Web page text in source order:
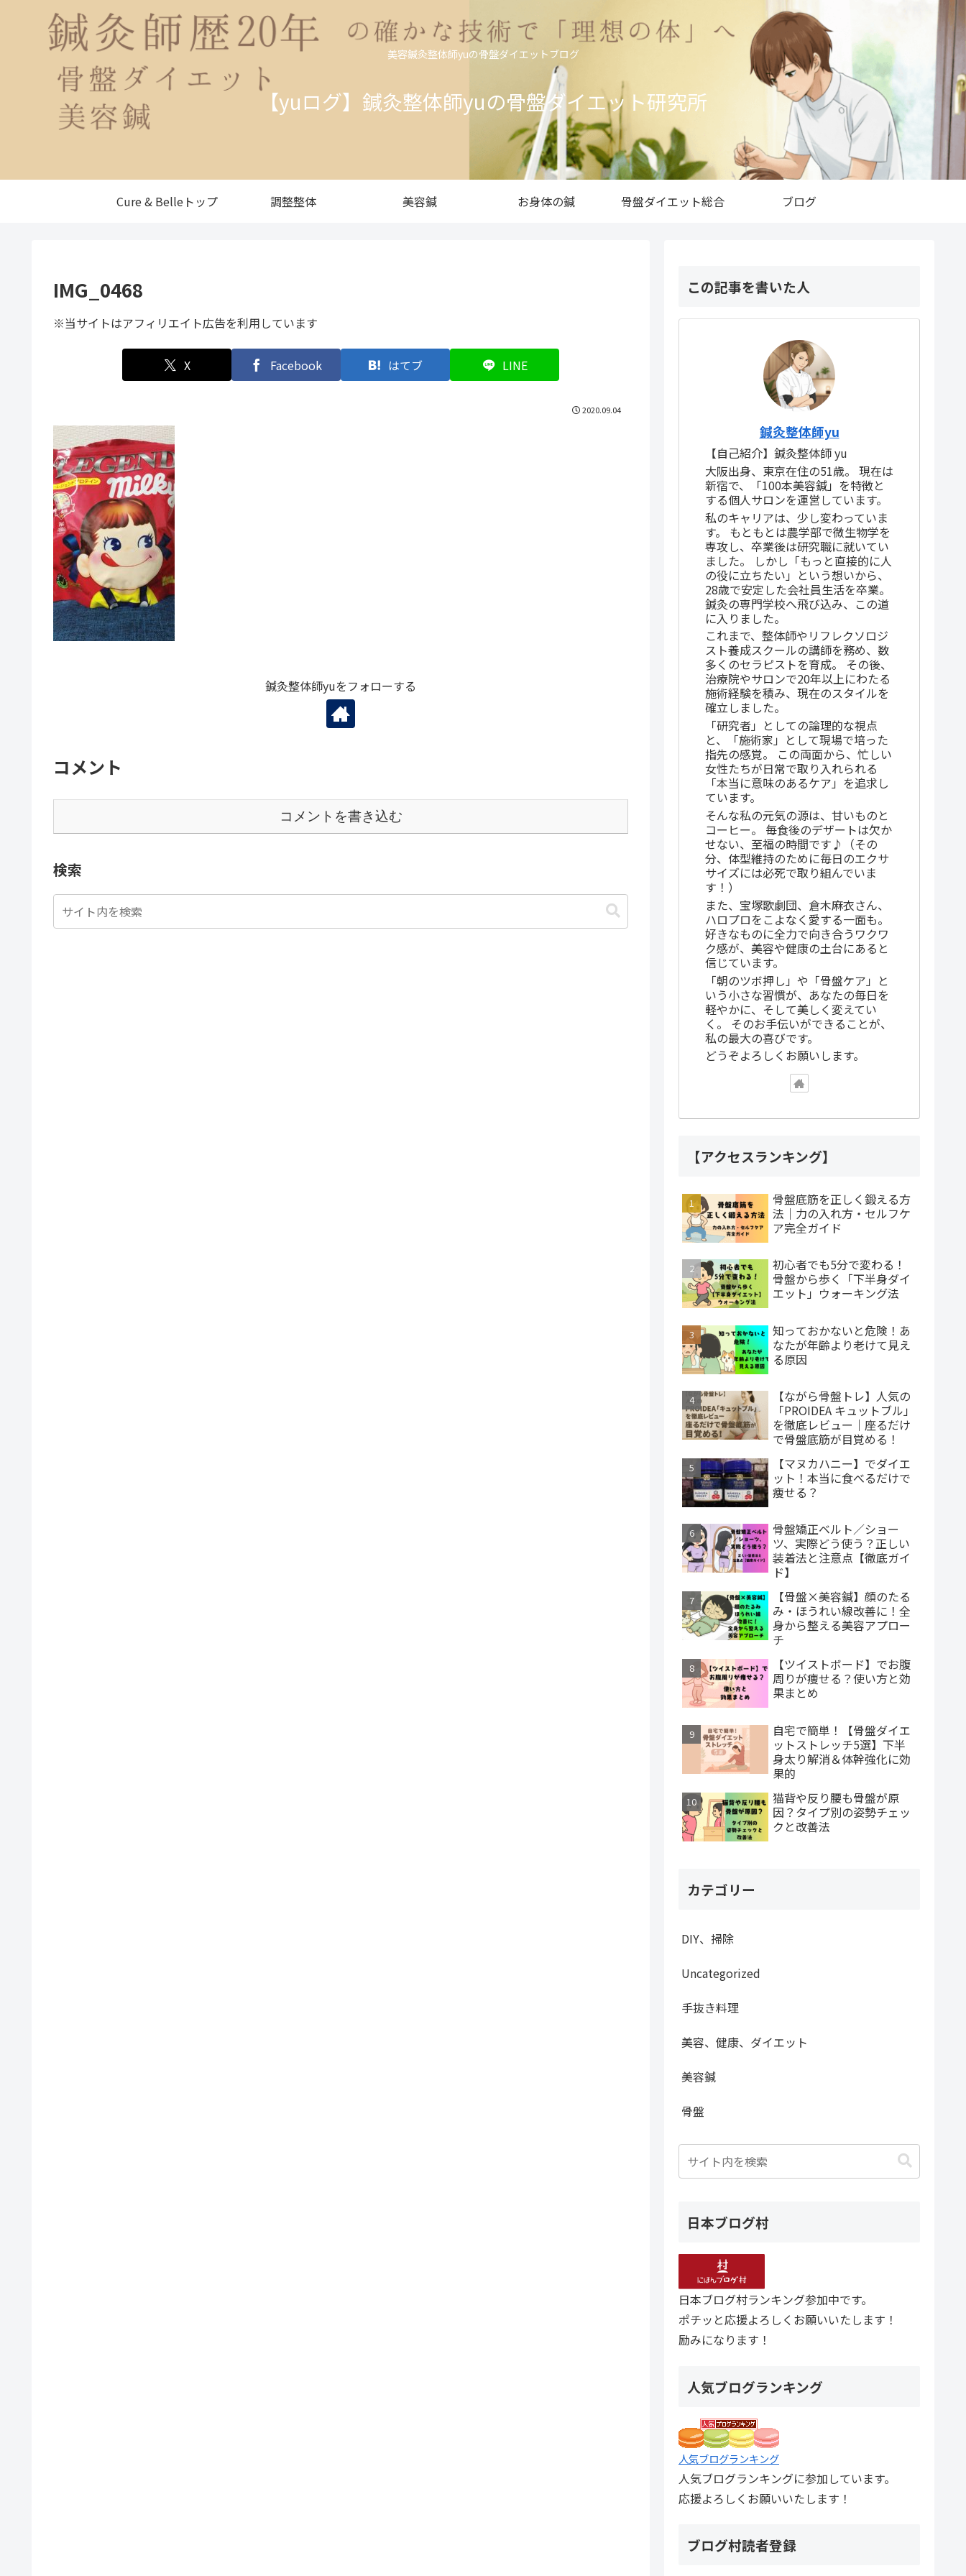
美容鍼灸整体師yuの骨盤ダイエットブログ
【yuログ】鍼灸整体師yuの骨盤ダイエット研究所
Cure & Belleトップ 調整整体 美容鍼 お身体の鍼 骨盤ダイエット総合 ブログ
IMG_0468
※当サイトはアフィリエイト広告を利用しています
X Facebook はてブ LINE
2020.09.04
鍼灸整体師yuをフォローする
コメント
コメントを書き込む
検索
この記事を書いた人
鍼灸整体師yu
【自己紹介】鍼灸整体師 yu
大阪出身、東京在住の51歳。 現在は
新宿で、「100本美容鍼」を特徴と
する個人サロンを運営しています。
私のキャリアは、少し変わっていま
す。 もともとは農学部で微生物学を
専攻し、卒業後は研究職に就いてい
ました。 しかし「もっと直接的に人
の役に立ちたい」という想いから、
28歳で安定した会社員生活を卒業。
鍼灸の専門学校へ飛び込み、この道
に入りました。
これまで、整体師やリフレクソロジ
スト養成スクールの講師を務め、数
多くのセラピストを育成。 その後、
治療院やサロンで20年以上にわたる
施術経験を積み、現在のスタイルを
確立しました。
「研究者」としての論理的な視点
と、「施術家」として現場で培った
指先の感覚。 この両面から、忙しい
女性たちが日常で取り入れられる
「本当に意味のあるケア」を追求し
ています。
そんな私の元気の源は、甘いものと
コーヒー。 毎食後のデザートは欠か
せない、至福の時間です♪（その
分、体型維持のために毎日のエクサ
サイズには必死で取り組んでいま
す！）
また、宝塚歌劇団、倉木麻衣さん、
ハロプロをこよなく愛する一面も。
好きなものに全力で向き合うワクワ
ク感が、美容や健康の土台にあると
信じています。
「朝のツボ押し」や「骨盤ケア」と
いう小さな習慣が、あなたの毎日を
軽やかに、そして美しく変えてい
く。 そのお手伝いができることが、
私の最大の喜びです。
どうぞよろしくお願いします。
【アクセスランキング】
骨盤底筋を正しく鍛える方
法｜力の入れ方・セルフケ
ア完全ガイド
初心者でも5分で変わる！
骨盤から歩く「下半身ダイ
エット」ウォーキング法
知っておかないと危険！あ
なたが年齢より老けて見え
る原因
【ながら骨盤トレ】人気の
「PROIDEA キュットブル」
を徹底レビュー｜座るだけ
で骨盤底筋が目覚める！
【マヌカハニー】でダイエ
ット！本当に食べるだけで
痩せる？
骨盤矯正ベルト／ショー
ツ、実際どう使う？正しい
装着法と注意点【徹底ガイ
ド】
【骨盤×美容鍼】顔のたる
み・ほうれい線改善に！全
身から整える美容アプロー
チ
【ツイストボード】でお腹
周りが痩せる？使い方と効
果まとめ
自宅で簡単！【骨盤ダイエ
ットストレッチ5選】下半
身太り解消＆体幹強化に効
果的
猫背や反り腰も骨盤が原
因？タイプ別の姿勢チェッ
クと改善法
カテゴリー
DIY、掃除
Uncategorized
手抜き料理
美容、健康、ダイエット
美容鍼
骨盤
日本ブログ村
日本ブログ村ランキング参加中です。
ポチッと応援よろしくお願いいたします！
励みになります！
人気ブログランキング
人気ブログランキング
人気ブログランキングに参加しています。
応援よろしくお願いいたします！
ブログ村読者登録